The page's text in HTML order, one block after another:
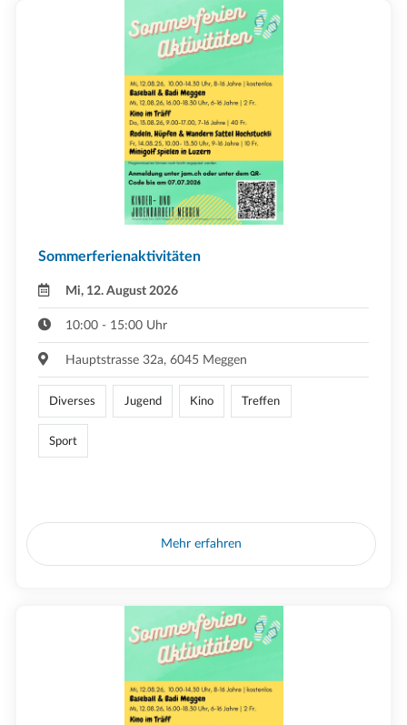
Sommerferienaktivitäten
Mi, 12. August 2026
10:00 - 15:00 Uhr
Hauptstrasse 32a, 6045 Meggen
Diverses Jugend Kino Treffen
Sport
Mehr erfahren